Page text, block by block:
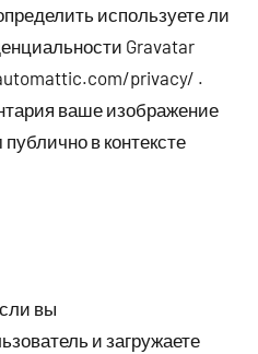
используете ли
Gravatar
privacy/ .
ваше изображение
в контексте
вы
и загружаете